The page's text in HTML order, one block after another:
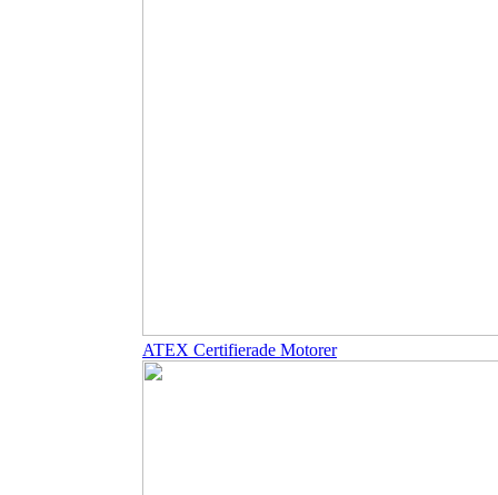
ATEX Certifierade Motorer